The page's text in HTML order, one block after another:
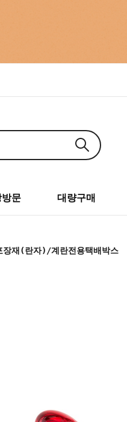
방문 대량구매
장재(란자)/계란전용택배박스